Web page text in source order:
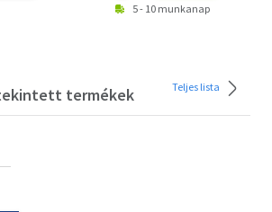
5 - 10 munkanap
termékek Teljes lista